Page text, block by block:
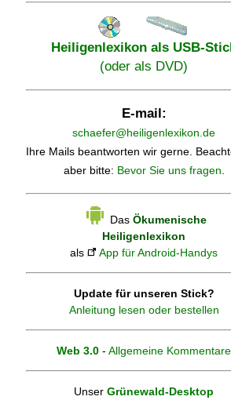
Heiligenlexikon als USB-
(oder als DVD)
E-mail:
schaefer@heiligenlexikon.de
Ihre Mails beantworten wir gerne.
aber bitte: Bevor Sie uns fragen.
Das Ökumenische
Heiligenlexikon
als
App für Android-Handys
Update für unseren Stick?
Anleitung lesen oder bestellen
Web 3.0 - Allgemeine Kommentare
Unser Grünewald-Desktop